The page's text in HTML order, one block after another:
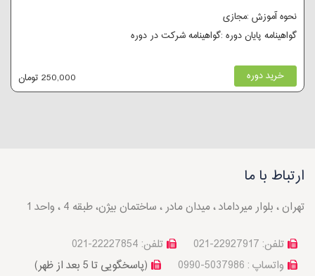
نحوه آموزش :مجازی
گواهینامه پایان دوره :گواهینامه شرکت در دوره
خرید دوره 250,000 تومان
ارتباط با ما
تهران ، بلوار میرداماد ، میدان مادر ، ساختمان بیژن، طبقه 4 ، واحد 1
تلفن: 22227854-021
تلفن: 22927917-021
(پاسخگویی تا 5 بعد از ظهر)
واتساپ : 5037986-0990